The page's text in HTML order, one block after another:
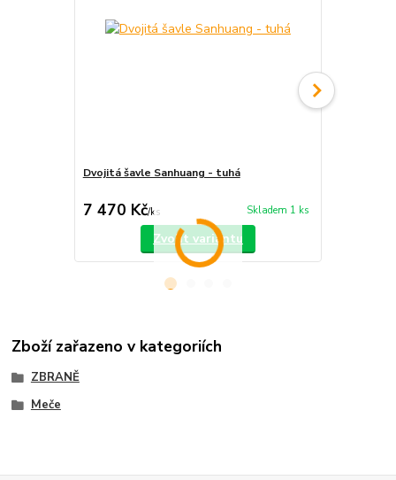
Dvojitá šavle Sanhuang - tuhá
7 470 Kč/ks Skladem 1 ks
Zvolit variantu
Zboží zařazeno v kategoriích
ZBRANĚ
Meče